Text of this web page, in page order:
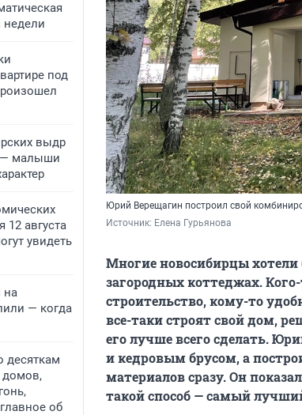
недели
под
выдр
— малыши
12 августа
увидеть
на
— когда
десяткам
домов,
об
Юрий Верещагин построил свой
Источник: Елена Гурьянова
Многие новосибирцы
загородных коттеджах.
строительство, кому-то
все-таки строят свой дом,
его лучше всего сделать.
и кедровым брусом, а
материалов сразу. Он
такой способ — самый